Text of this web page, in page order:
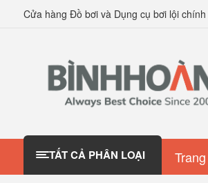
Cửa hàng Đồ bơi và Dụng cụ bơi lội chính
TẤT CẢ PHÂN LOẠI